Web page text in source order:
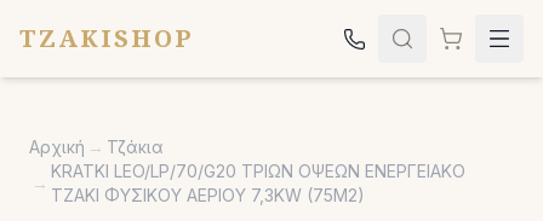
TZAKISHOP
Σόμπες
Ψησταριές
Αρχική → Τζάκια
→
KRATKI LEO/LP/70/G20 ΤΡΙΩΝ ΟΨΕΩΝ ΕΝΕΡΓΕΙΑΚΟ
ΤΖΑΚΙ ΦΥΣΙΚΟΥ ΑΕΡΙΟΥ 7,3KW (75M2)